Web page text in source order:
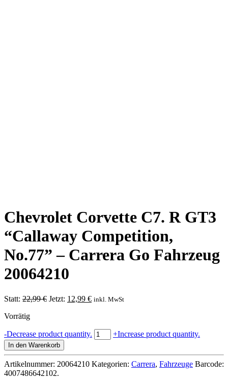
Chevrolet Corvette C7. R GT3
“Callaway Competition,
No.77” – Carrera Go Fahrzeug
20064210
Statt: 22,99€ Ursprünglicher
Jetzt: 12,99 €Aktueller
inkl. MwSt
Vorrätig
-Decrease product quantity. Chevrolet
Corvette
R
GT3
+Increase product quantity.
In den Warenkorb
Artikelnummer: 20064210 Kategorien: Carrera, Fahrzeuge Barcode:
4007486642102.